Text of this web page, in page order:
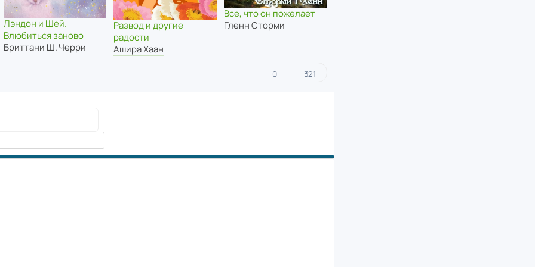
Лэндон и Шей.
Влюбиться заново
Бриттани Ш. Черри
Развод и другие
радости
Ашира Хаан
Все, что он пожелает
Гленн Сторми
0 321